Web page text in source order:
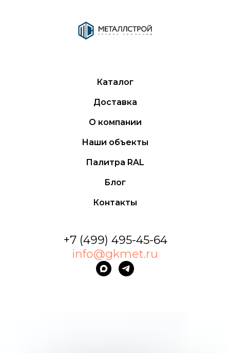
Каталог
Доставка
О компании
Наши объекты
Палитра RAL
Блог
Контакты
+7 (499) 495-45-64
info@gkmet.ru